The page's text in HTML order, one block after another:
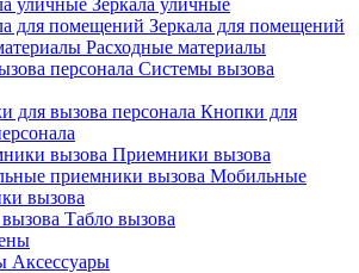
Зеркала для помещений
Расходные материалы
Системы вызова
Кнопки для
Приемники вызова
Мобильные
вызова
Табло вызова
Аксессуары